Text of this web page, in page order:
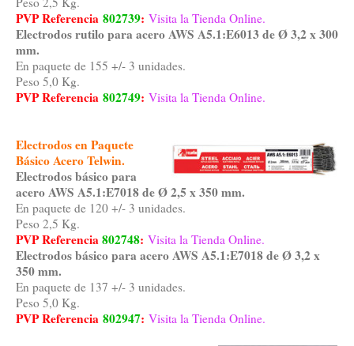
PVP Referencia 802739: Visita la Tienda Online.
Electrodos rutilo para acero AWS A5.1:E6013 de Ø 3,2 x 300
mm.
En paquete de 155 +/- 3 unidades.
Peso 5,0 Kg.
PVP Referencia 802749: Visita la Tienda Online.
Electrodos en Paquete
Básico Acero Telwin.
Electrodos básico para
acero AWS A5.1:E7018 de Ø 2,5 x 350 mm.
En paquete de 120 +/- 3 unidades.
Peso 2,5 Kg.
PVP Referencia802748: Visita la Tienda Online.
Electrodos básico para acero AWS A5.1:E7018 de Ø 3,2 x
350 mm.
En paquete de 137 +/- 3 unidades.
Peso 5,0 Kg.
PVP Referencia 802947: Visita la Tienda Online.